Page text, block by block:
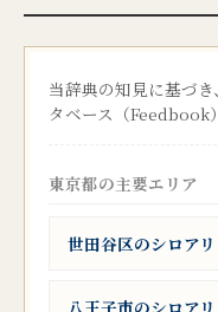
当辞典の知見に基づ
タベース（Feedbook
東京都の主要エリア
世田谷区のシロア
八王子市のシロア